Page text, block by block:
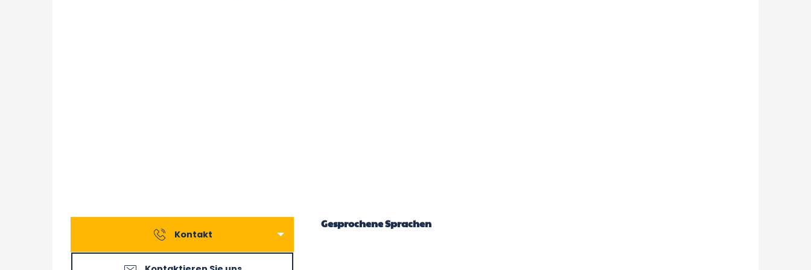
Kontakt
Gesprochene Sprachen
Gesprochene Sprachen